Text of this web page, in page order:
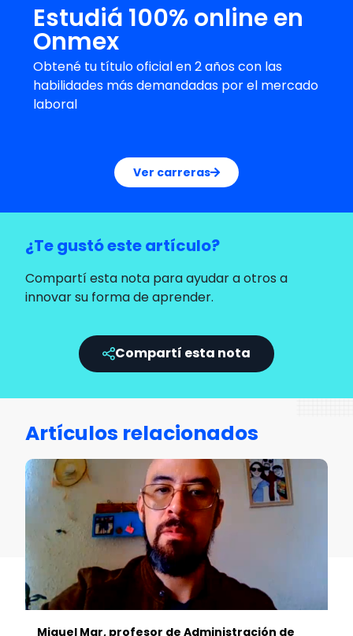
Estudiá 100% online en
Onmex
Obtené tu título oficial en 2 años con las
habilidades más demandadas por el mercado
laboral
Ver carreras
¿Te gustó este artículo?
Compartí esta nota para ayudar a otros a
innovar su forma de aprender.
Compartí esta nota
Artículos relacionados
Miguel Mar, profesor de Administración de